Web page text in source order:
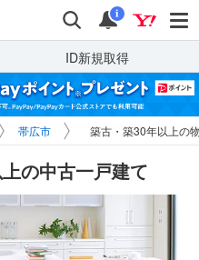
検索 通知
i
ID新規取得
帯広市 築古・築30年以上の
の中古一戸建て